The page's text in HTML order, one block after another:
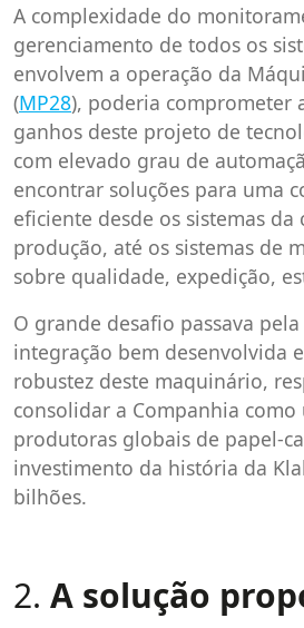
A complexidade do
gerenciamento de todos os
envolvem a operação da
(MP28), poderia comprometer
ganhos deste projeto de
com elevado grau de
encontrar soluções para uma
eficiente desde os sistemas da
produção, até os sistemas de
sobre qualidade, expedição,
O grande desafio passava
integração bem desenvolvida
robustez deste maquinário,
consolidar a Companhia como
produtoras globais de papel-
investimento da história da
bilhões.
2. A solução